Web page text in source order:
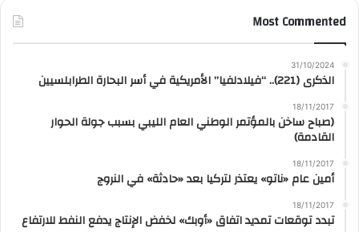
Most Commented
31/10/2024
الذكرى (221).. “فيلادلفيا” الأمريكية في أسر البحارة الطرابلسيين
18/11/2017
(صباح ساخن بالمؤتمر الوطني العام الليبي بسبب جولة الحوار
القادمة)
18/11/2017
أمين عام «ناتو» يعتذر لتركيا بعد «حادثة» في النروج
18/11/2017
تبدد توقعات تمديد اتفاق «أوبك» لخفض الإنتاج يدفع النفط للارتفاع